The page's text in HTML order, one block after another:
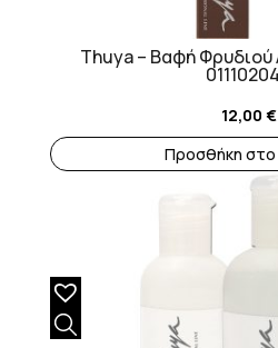
Thuya – Βαφή Φρυδιού
12,00 €
Προσθήκη στο